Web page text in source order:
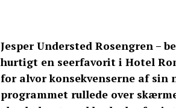
Jesper Understed Rosengren –
hurtigt en seerfavorit i Hotel
for alvor konsekvenserne af sin
programmet rullede over